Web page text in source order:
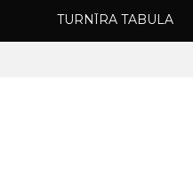
TURNĪRA TABULA